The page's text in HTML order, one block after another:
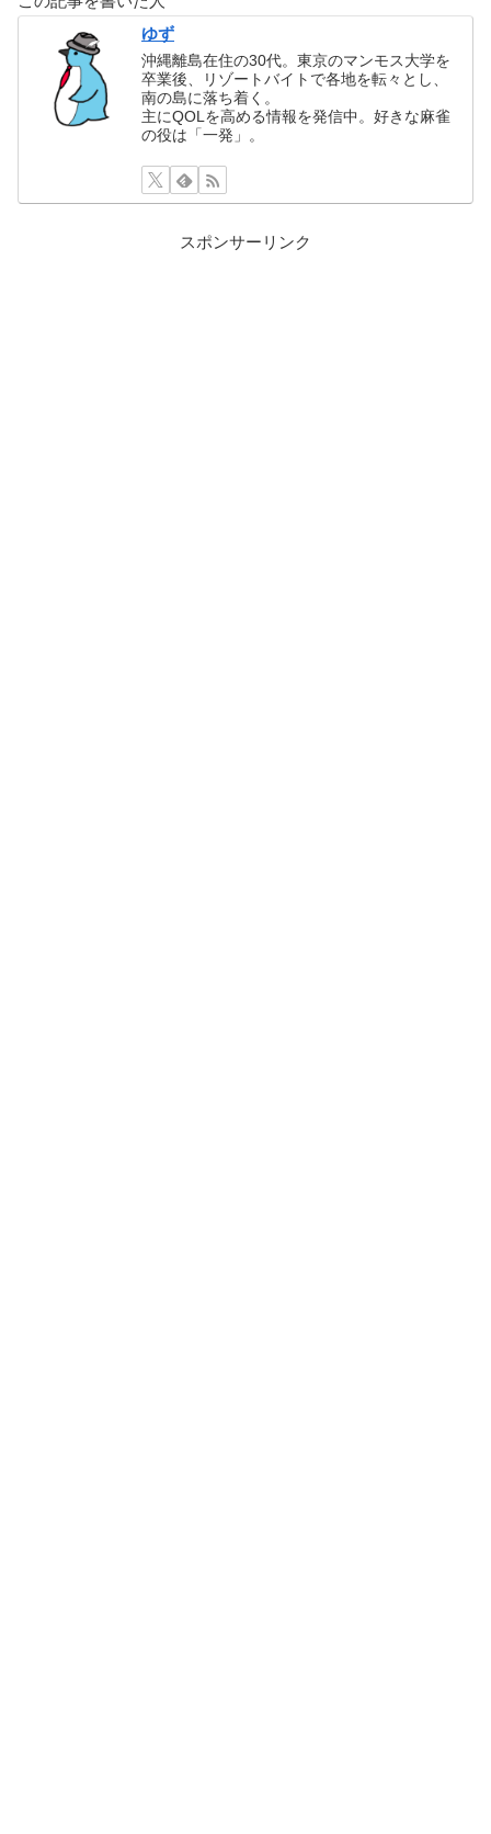
ゆず
沖縄離島在住の30代。東京のマンモス大学を
卒業後、リゾートバイトで各地を転々とし、
南の島に落ち着く。
主にQOLを高める情報を発信中。好きな麻雀
の役は「一発」。
スポンサーリンク